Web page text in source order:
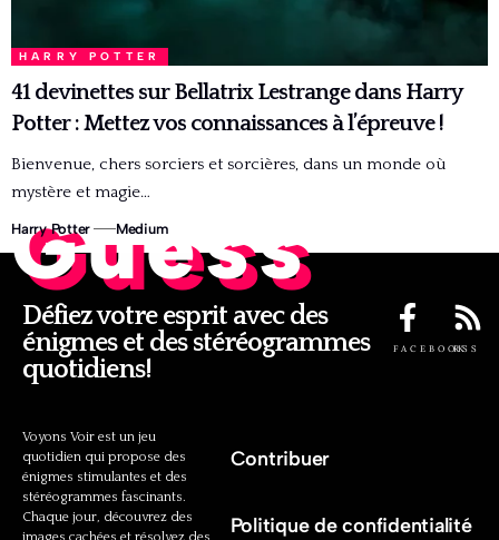
HARRY POTTER
41 devinettes sur Bellatrix Lestrange dans Harry
Potter : Mettez vos connaissances à l’épreuve !
Bienvenue, chers sorciers et sorcières, dans un monde où
mystère et magie…
Harry Potter Medium
Guess
Défiez votre esprit avec des
énigmes et des stéréogrammes
quotidiens!
FACEBOOKRSS
Voyons Voir est un jeu
quotidien qui propose des
énigmes stimulantes et des
stéréogrammes fascinants.
Chaque jour, découvrez des
images cachées et résolvez des
Contribuer
Politique de confidentialité